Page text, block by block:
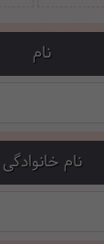
نام
نام خانوادگی